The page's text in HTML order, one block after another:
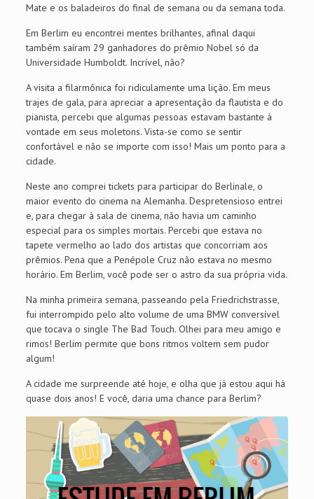
Mate e os baladeiros do final de semana ou da semana toda.
Em Berlim eu encontrei mentes brilhantes, afinal daqui
também saíram 29 ganhadores do prêmio Nobel só da
Universidade Humboldt. Incrível, não?
A visita a filarmônica foi ridiculamente uma lição. Em meus
trajes de gala, para apreciar a apresentação da flautista e do
pianista, percebi que algumas pessoas estavam bastante à
vontade em seus moletons. Vista-se como se sentir
confortável e não se importe com isso! Mais um ponto para a
cidade.
Neste ano comprei tickets para participar do Berlinale, o
maior evento do cinema na Alemanha. Despretensioso entrei
e, para chegar à sala de cinema, não havia um caminho
especial para os simples mortais. Percebi que estava no
tapete vermelho ao lado dos artistas que concorriam aos
prêmios. Pena que a Penépole Cruz não estava no mesmo
horário. Em Berlim, você pode ser o astro da sua própria vida.
Na minha primeira semana, passeando pela Friedrichstrasse,
fui interrompido pelo alto volume de uma BMW conversível
que tocava o single The Bad Touch. Olhei para meu amigo e
rimos! Berlim permite que bons ritmos voltem sem pudor
algum!
A cidade me surpreende até hoje, e olha que já estou aqui há
quase dois anos! E você, daria uma chance para Berlim?